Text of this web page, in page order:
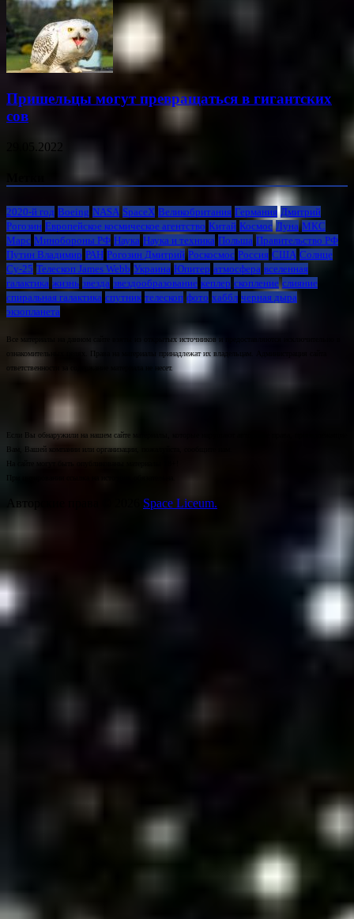
Пришельцы могут превращаться в гигантских
сов
29.05.2022
2020-й год Boeing NASA SpaceX Великобритания Германия Дмитрий
Рогозин Европейское космическое агентство Китай Космос Луна МКС
Марс Минoбороны РФ Наука Наука и техника Польша Правительство РФ
Путин Владимир РАН Рогозин Дмитрий Роскосмос Россия США Солнце
Су-25 Телескоп James Webb Украина Юпитер атмосфера вселенная
галактика жизнь звезда звездообразование кеплер скопление слияние
спиральная галактика спутник телескоп фото хаббл черная дыра
экзопланета
Все материалы на данном сайте взяты из открытых источников и предоставляются исключительно в
ознакомительных целях. Права на материалы принадлежат их владельцам. Администрация сайта
ответственности за содержание материала не несет.
Если Вы обнаружили на нашем сайте материалы, которые нарушают авторские права, принадлежащие
Вам, Вашей компании или организации, пожалуйста, сообщите нам.
На сайте могут быть опубликованы материалы 18+!
При цитировании ссылка на источник обязательна.
Авторские права © 2026 Space Liceum.